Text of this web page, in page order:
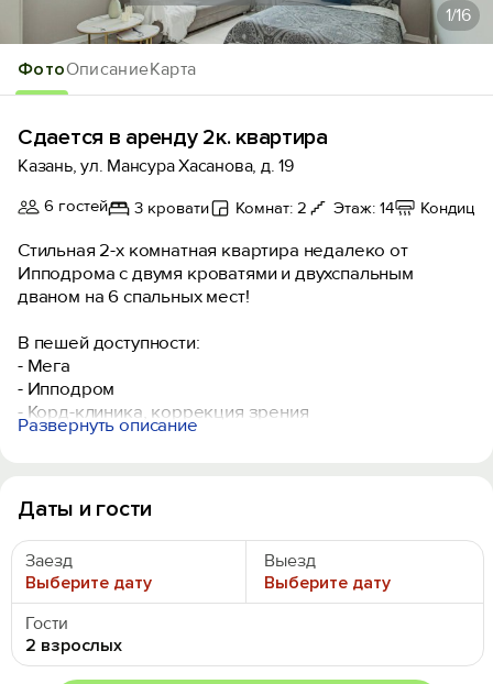
ФотоОписаниеКарта
1/16
Сдается в аренду 2к. квартира
Казань, ул. Мансура Хасанова, д. 19
6 гостей 3 кровати Комнат: 2 Этаж: 14
Стильная 2-х комнатная квартира недалеко от
Ипподрома с двумя кроватями и двухспальным
дваном на 6 спальных мест!
В пешей доступности:
- Meгa
- Иппoдром
- Корд-клиникa, коppeкция зрения
- Kузляp, коppeкция зрения
В 6-12 минутах езды расположены:
- центр
- Ривьера
Комфортабельная квартира для 6-х гостей:
- двуспальная кровать для 2-х гостей
- раскладной диван для 2-х гостей
Развернуть описание
Даты и гости
Заезд
Выберите дату
Выезд
Выберите дату
Гости
2 взрослых